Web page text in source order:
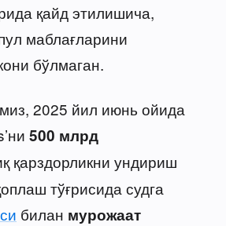
қайд этилишича,
маблағларини
бўлмаган.
2025 йил июнь ойида
500 млрд
қарздорликни ундириш
тўғрисида судга
билан мурожаат